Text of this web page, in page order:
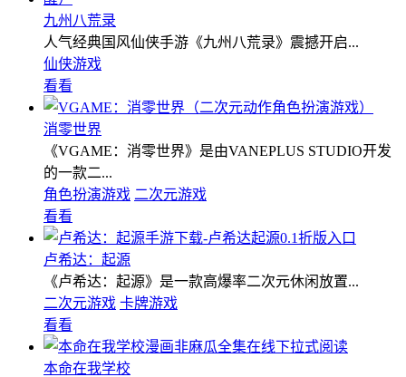
九州八荒录
人气经典国风仙侠手游《九州八荒录》震撼开启...
仙侠游戏
看看
消零世界
《VGAME：消零世界》是由VANEPLUS STUDIO开发
的一款二...
角色扮演游戏 二次元游戏
看看
卢希达：起源
《卢希达：起源》是一款高爆率二次元休闲放置...
二次元游戏 卡牌游戏
看看
本命在我学校